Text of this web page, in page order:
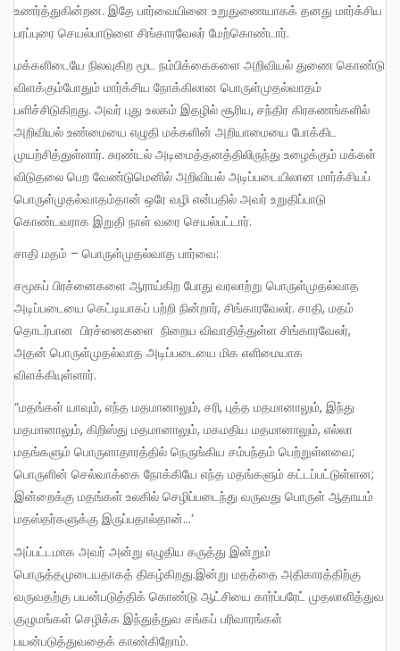
உணர்த்துகின்றன. இதே பார்வையினை உறுதுணையாகக் தனது மார்க்சிய
பரப்புரை செயல்பாடுளை சிங்காரவேலர் மேற்கொண்டார்.
மக்களிடையே நிலவுகிற மூட நம்பிக்கைகளை அறிவியல் துணை கொண்டு
விளக்கும்போதும் மார்க்சிய நோக்கிலான பொருள்முதல்வாதம்
பளிச்சிடுகிறது. அவர் புது உலகம் இதழில் சூரிய, சந்திர கிரகணங்களில்
அறிவியல் உண்மையை எழுதி மக்களின் அறியாமையை போக்கிட
முயற்சித்துள்ளார். சுரண்டல் அடிமைத்தனத்திலிருந்து உழைக்கும் மக்கள்
விடுதலை பெற வேண்டுமெனில் அறிவியல் அடிப்படையிலான மார்க்சியப்
பொருள்முதல்வாதம்தான் ஒரே வழி என்பதில் அவர் உறுதிப்பாடு
கொண்டவராக இறுதி நாள் வரை செயல்பட்டார்.
சாதி மதம் – பொருள்முதல்வாத பார்வை:
சமூகப் பிரச்னைகளை ஆராய்கிற போது வரலாற்று பொருள்முதல்வாத
அடிப்படையை கெட்டியாகப் பற்றி நின்றார், சிங்காரவேலர். சாதி, மதம்
தொடர்பான பிரச்னைகளை நிறைய விவாதித்துள்ள சிங்காரவேலர்,
அதன் பொருள்முதல்வாத அடிப்படையை மிக எளிமையாக
விளக்கியுள்ளார்.
“மதங்கள் யாவும், எந்த மதமானாலும், சரி, புத்த மதமானாலும், இந்து
மதமானாலும், கிறிஸ்து மதமானாலும், மகமதிய மதமானாலும், எல்லா
மதங்களும் பொருளாதாரத்தில் நெருங்கிய சம்பந்தம் பெற்றுள்ளவை;
பொருளின் செல்வாக்கை நோக்கியே எந்த மதங்களும் கட்டப்பட்டுள்ளன;
இன்றைக்கு மதங்கள் உலகில் செழிப்படைந்து வருவது பொருள் ஆதாயம்
மதஸ்தர்களுக்கு இருப்பதால்தான்…’
அப்பட்டமாக அவர் அன்று எழுதிய கருத்து இன்றும்
பொருத்தமுடையதாகத் திகழ்கிறது.இன்று மதத்தை அதிகாரத்திற்கு
வருவதற்கு பயன்படுத்திக் கொண்டு ஆட்சியை கார்ப்பரேட் முதலாளித்துவ
குழுமங்கள் செழிக்க இந்துத்துவ சங்கப் பரிவாரங்கள்
பயன்படுத்துவதைக் காண்கிறோம்.